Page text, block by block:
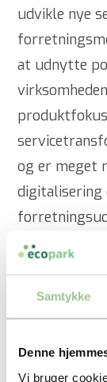
Samtykke
Denne
Vi bruger
udvikle nye
at udnytte
og er meget
Der vil være
på workshop-